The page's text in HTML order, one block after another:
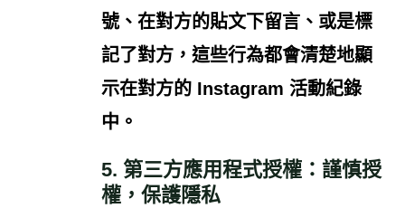
號、在對方的貼文下留言、或是標
記了對方，這些行為都會清楚地顯
示在對方的 Instagram 活動紀錄
中。
5. 第三方應用程式授權：謹慎授
權，保護隱私